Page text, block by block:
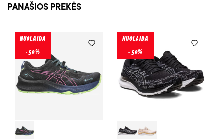
PANAŠIOS PREKĖS
NUOLAIDA
- 50%
NUOLAIDA
- 50%